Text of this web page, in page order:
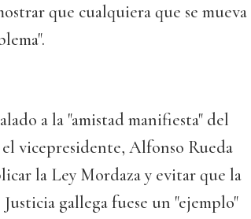
que cualquiera que se mueva
a la "amistad manifiesta" del
vicepresidente, Alfonso Rueda
la Ley Mordaza y evitar que la
gallega fuese un "ejemplo"